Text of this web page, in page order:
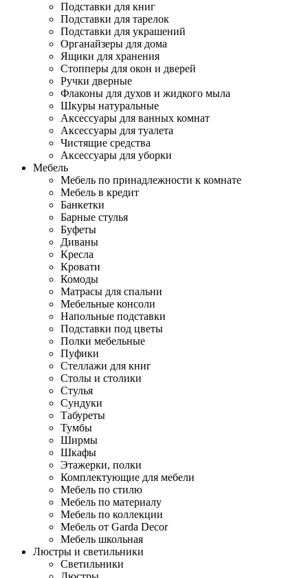
Подставки для книг
Подставки для тарелок
Подставки для украшений
Органайзеры для дома
Ящики для хранения
Стопперы для окон и дверей
Ручки дверные
Флаконы для духов и жидкого мыла
Шкуры натуральные
Аксессуары для ванных комнат
Аксессуары для туалета
Чистящие средства
Аксессуары для уборки
Мебель
Мебель по принадлежности к комнате
Мебель в кредит
Банкетки
Барные стулья
Буфеты
Диваны
Кресла
Кровати
Комоды
Матрасы для спальни
Мебельные консоли
Напольные подставки
Подставки под цветы
Полки мебельные
Пуфики
Стеллажи для книг
Столы и столики
Стулья
Сундуки
Табуреты
Тумбы
Ширмы
Шкафы
Этажерки, полки
Комплектующие для мебели
Мебель по стилю
Мебель по материалу
Мебель по коллекции
Мебель от Garda Decor
Мебель школьная
Люстры и светильники
Светильники